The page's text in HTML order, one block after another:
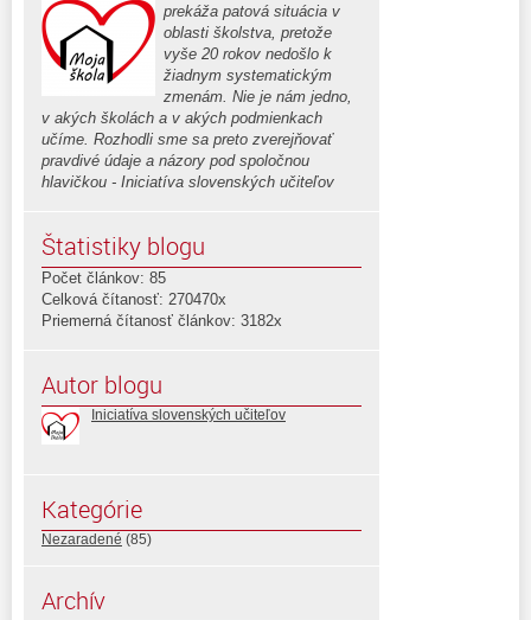
prekáža patová situácia v
oblasti školstva, pretože
vyše 20 rokov nedošlo k
žiadnym systematickým
zmenám. Nie je nám jedno,
v akých školách a v akých podmienkach
učíme. Rozhodli sme sa preto zverejňovať
pravdivé údaje a názory pod spoločnou
hlavičkou - Iniciatíva slovenských učiteľov
Štatistiky blogu
Počet článkov: 85
Celková čítanosť: 270470x
Priemerná čítanosť článkov: 3182x
Autor blogu
Iniciatíva slovenských učiteľov
Kategórie
Nezaradené (85)
Archív